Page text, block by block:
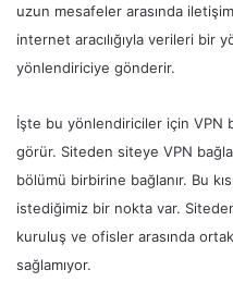
uzun mesafeler arasında
internet aracılığıyla verileri bir
yönlendiriciye gönderir.
İşte bu yönlendiriciler için VPN
görür. Siteden siteye VPN
bölümü birbirine bağlanır. Bu
istediğimiz bir nokta var.
kuruluş ve ofisler arasında
sağlamıyor.